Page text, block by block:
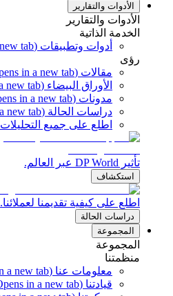
الأدوات والتقارير
الأدوات والتقارير
الخدمة الذاتية
أدوات وتطبيقات (Opens in a new tab)
رؤى
مقالات (Opens in a new tab)
الأوراق البيضاء (Opens in a new tab)
مدونات (Opens in a new tab)
دراسات الحالة (Opens in a new tab)
اطلع على جميع التحليلات
تأثير DP World عبر العالم.
استكشاف
اطلع على كيفية تقديمنا لعملائنا.
دراسات الحالة
المجموعة
المجموعة
منظمتنا
معلومات عنا (Opens in a new tab)
قيادتنا (Opens in a new tab)